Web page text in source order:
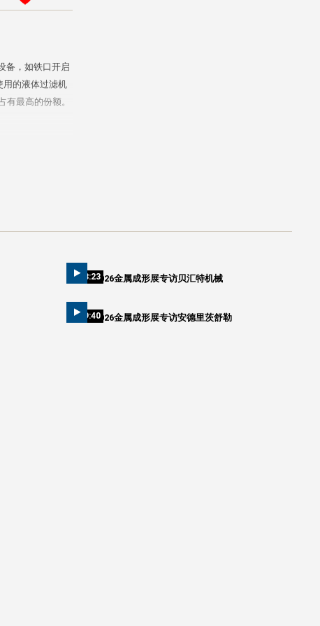
备，如铁口开启
用的液体过滤机
最高的份额。
08:232026金属成形展专访贝汇特机械
09:402026金属成形展专访安德里茨舒勒